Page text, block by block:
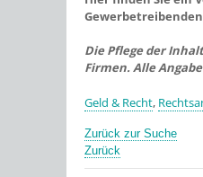
Die Pflege der
Firmen. Alle
Geld & Recht,
Zurück zur Suche
Zurück